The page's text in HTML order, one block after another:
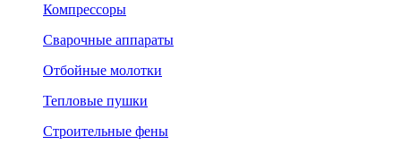
Компрессоры
Сварочные аппараты
Отбойные молотки
Тепловые пушки
Строительные фены